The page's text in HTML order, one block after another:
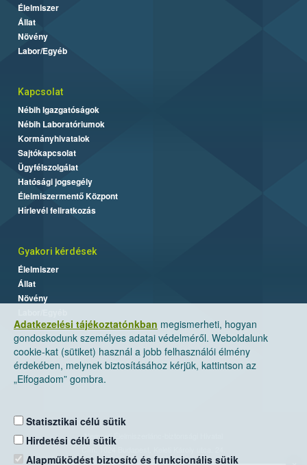
Adatkezelési tájékoztatónkban megismerheti, hogyan
gondoskodunk személyes adatai védelméről. Weboldalunk
cookie-kat (sütiket) használ a jobb felhasználói élmény
érdekében, melynek biztosításához kérjük, kattintson az
„Elfogadom” gombra.
Statisztikai célú sütik
Hirdetési célú sütik
Alapműködést biztosító és funkcionális sütik
Élelmiszer
Állat
Növény
Labor/Egyéb
Kapcsolat
Nébih Igazgatóságok
Nébih Laboratóriumok
Kormányhivatalok
Sajtókapcsolat
Ügyfélszolgálat
Hatósági jogsegély
Élelmiszermentő Központ
Hírlevél feliratkozás
Gyakori kérdések
Élelmiszer
Állat
Növény
Nemzeti Élelmiszerlánc-biztonsági Hivatal
Levelezési cím: 1525 Budapest. Pf. 30.